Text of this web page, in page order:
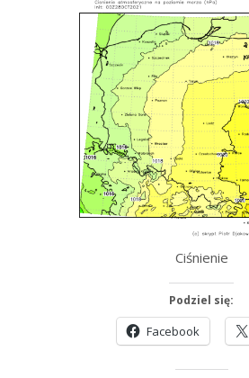
Ciśnienie
Podziel się:
Facebook